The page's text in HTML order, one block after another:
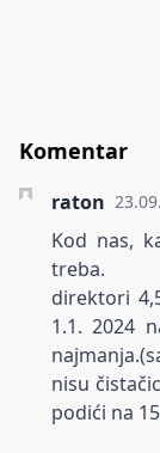
Komentar
raton
Kod nas,
treba.
direktori
1.1. 2024
nisu
podići na